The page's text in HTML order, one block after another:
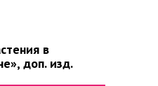
в
доп. изд.